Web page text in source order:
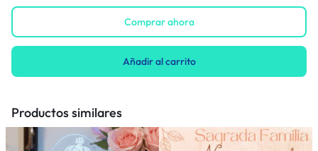
Añadir al carrito
Comprar ahora
Productos similares